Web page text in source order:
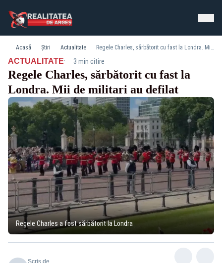
Acasă Știri Actualitate Regele Charles, sărbătorit cu fast la Londra. Mii de militari au defilat
ACTUALITATE· 3 min citire
Regele Charles, sărbătorit cu fast la
Londra. Mii de militari au defilat
Regele Charles a fost sărbătorit la Londra
Scris de